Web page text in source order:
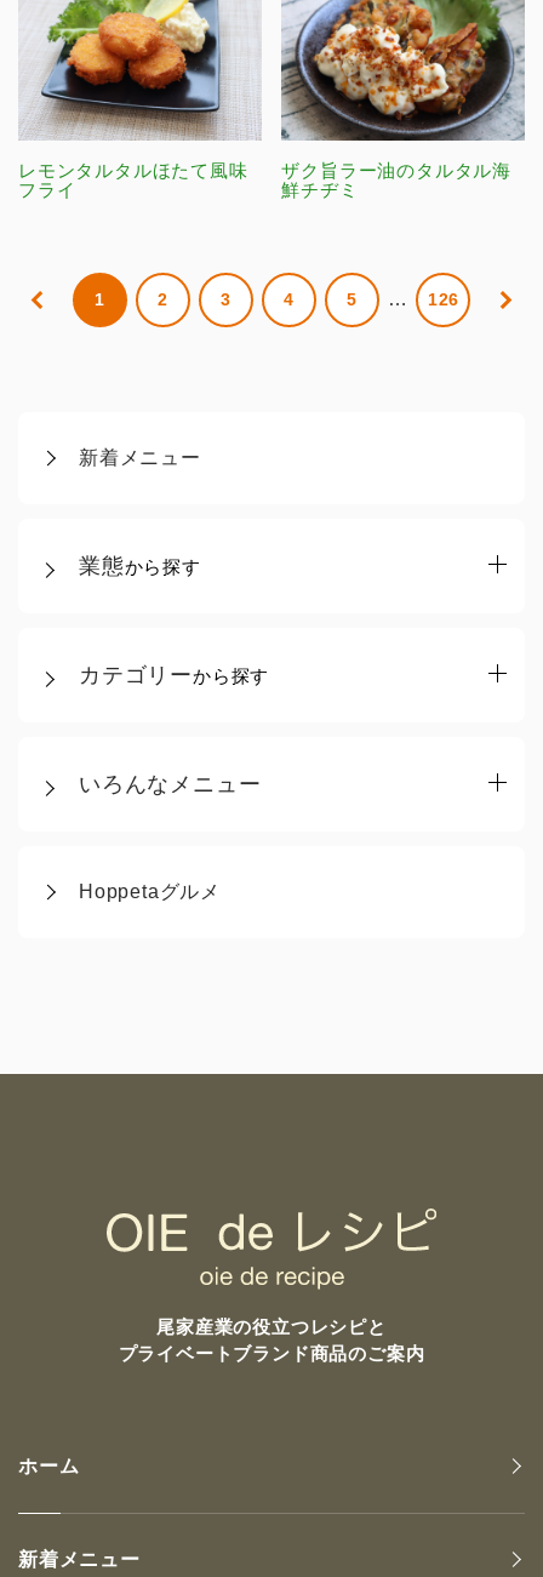
新着メニュー
業態から探す
カテゴリーから探す
いろんなメニュー
Hoppetaグルメ
レモンタルタルほたて風味
フライ
ザク旨ラー油のタルタル海
鮮チヂミ
1 2 3 4 5 … 126
尾家産業の役立つレシピと
プライベートブランド商品のご案内
ホーム
新着メニュー